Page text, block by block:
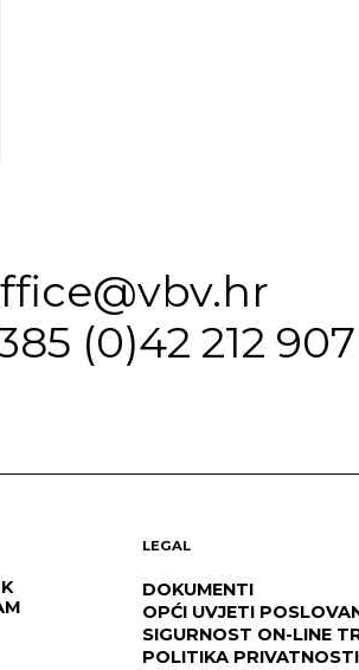
(0)42 212 907
LEGAL
DOKUMENTI
OPĆI UVJETI
SIGURNOST ON-LINE
POLITIKA PRIVATNOSTI